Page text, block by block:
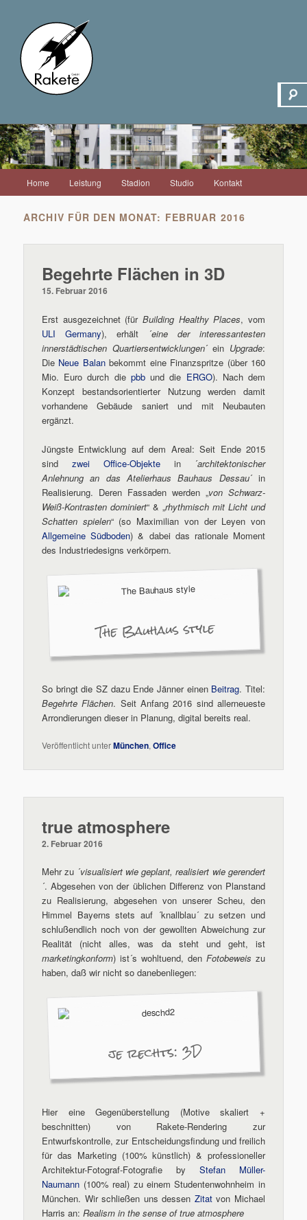
Zum
Inhalt
wechseln
Zum
sekundären
Inhalt
wechseln
Home Leistung Stadion Studio Kontakt
ARCHIV FÜR DEN MONAT: FEBRUAR 2016
Begehrte Flächen in 3D
15. Februar 2016
Erst ausgezeichnet (für Building Healthy Places, vom
ULI Germany), erhält ´eine der interessantesten
innerstädtischen Quartiersentwicklungen´ ein Upgrade:
Die Neue Balanbekommt eine Finanzspritze (über 160
Mio. Euro durch die pbbund die ERGO). Nach dem
Konzept bestandsorientierter Nutzung werden damit
vorhandene Gebäude saniert und mit Neubauten
ergänzt.
Jüngste Entwicklung auf dem Areal: Seit Ende 2015
sindzwei Office-Objekte in ´architektonischer
Anlehnung an das Atelierhaus Bauhaus Dessau´ in
Realisierung. Deren Fassaden werden „von Schwarz-
Weiß-Kontrasten dominiert“ & „rhythmisch mit Licht und
Schatten spielen“ (so Maximilian von der Leyen von
Allgemeine Südboden) & dabei das rationale Moment
des Industriedesigns verkörpern.
The Bauhaus style
So bringt die SZ dazu Ende Jänner einen Beitrag. Titel:
Begehrte Flächen. Seit Anfang 2016 sind allerneueste
Arrondierungen dieser in Planung, digital bereits real.
Veröffentlicht unterMünchen,Office
true atmosphere
2. Februar 2016
Mehr zu ´visualisiert wie geplant, realisiert wie gerendert
´. Abgesehen von der üblichen Differenz von Planstand
zu Realisierung, abgesehen von unserer Scheu, den
Himmel Bayerns stets auf ´knallblau´ zu setzen und
schlußendlich noch von der gewollten Abweichung zur
Realität (nicht alles, was da steht und geht, ist
marketingkonform) ist´s wohltuend, den Fotobeweis zu
haben, daß wir nicht so danebenliegen:
je rechts: 3D
Hier eine Gegenüberstellung (Motive skaliert +
beschnitten) von Rakete-Rendering zur
Entwurfskontrolle, zur Entscheidungsfindung und freilich
für das Marketing (100% künstlich) & professioneller
Architektur-Fotograf-Fotografie by Stefan Müller-
Naumann (100% real) zu einem Studentenwohnheim in
München. Wir schließen uns dessen Zitatvon Michael
Harris an:Realism in the sense of true atmosphere